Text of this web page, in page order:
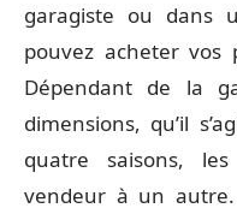
garagiste ou dans
pouvez acheter vos
Dépendant de la
dimensions, qu’il
quatre saisons,
vendeur à un